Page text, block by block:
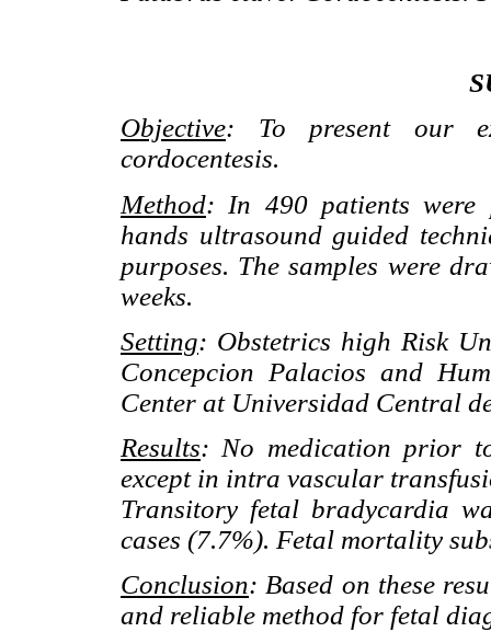
Objective: To present our
cordocentesis.
Method: In 490 patients were
hands ultrasound guided
purposes. The samples were
weeks.
Setting: Obstetrics high Risk
Concepcion Palacios and
Center at Universidad Central
Results: No medication prior
except in intra vascular
Transitory fetal bradycardia
cases (7.7%). Fetal mortality
Conclusion: Based on these
and reliable method for fetal